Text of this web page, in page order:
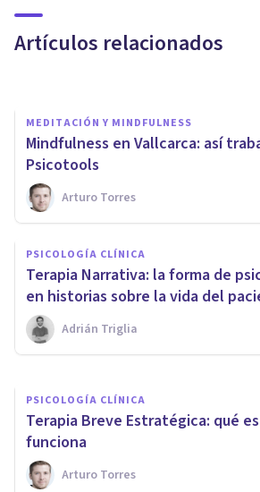
Artículos relacionados
problema real
MEDITACIÓN Y MINDFULNESS
Mindfulness en Vallcarca: así
Psicotools
Arturo Torres
PSICOLOGÍA CLÍNICA
Terapia Narrativa: la forma de
en historias sobre la vida del
Adrián Triglia
​Terapia Humanista:
en qué principios se
Laia Masó
PSICOLOGÍA CLÍNICA
Terapia Breve Estratégica: qué
funciona
Arturo Torres